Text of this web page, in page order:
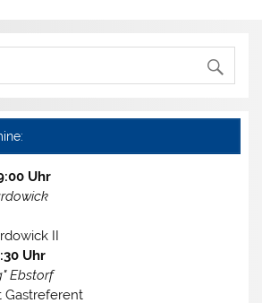
Uhr
II
Uhr
Ebstorf
Gastreferent